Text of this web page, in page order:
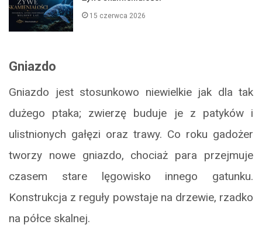
15 czerwca 2026
Gniazdo
Gniazdo jest stosunkowo niewielkie jak dla tak
dużego ptaka; zwierzę buduje je z patyków i
ulistnionych gałęzi oraz trawy. Co roku gadożer
tworzy nowe gniazdo, chociaż para przejmuje
czasem stare lęgowisko innego gatunku.
Konstrukcja z reguły powstaje na drzewie, rzadko
na półce skalnej.